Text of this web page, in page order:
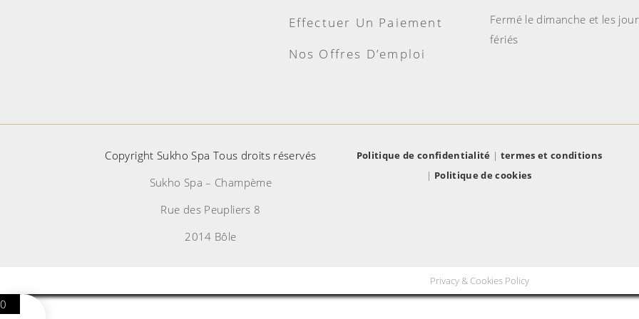
Effectuer Un Paiement
Nos Offres D’emploi
Fermé le dimanche et les
fériés
Copyright Sukho Spa Tous droits réservés
Sukho Spa – Champème
Rue des Peupliers 8
2014 Bôle
Politique de confidentialité | termes et conditions
| Politique de cookies
Privacy & Cookies Policy
0